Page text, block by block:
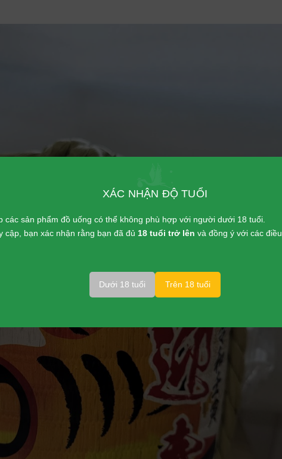
XÁC NHẬN ĐỘ TUỔI
các sản phẩm đồ uống có thể không phù hợp với người dưới 18 tuổi.
cập, bạn xác nhận rằng bạn đã đủ 18 tuổi trở lên và đồng ý với các
Dưới 18 tuổi Trên 18 tuổi